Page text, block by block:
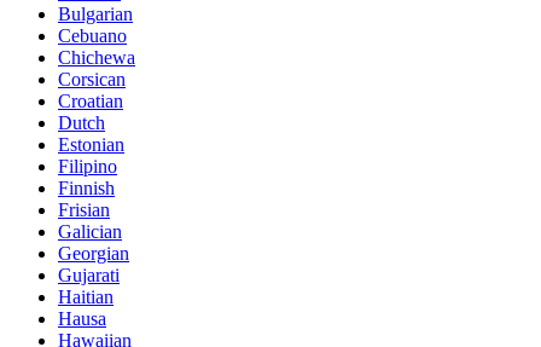
Bulgarian
Cebuano
Chichewa
Corsican
Croatian
Dutch
Estonian
Filipino
Finnish
Frisian
Galician
Georgian
Gujarati
Haitian
Hausa
Hawaiian